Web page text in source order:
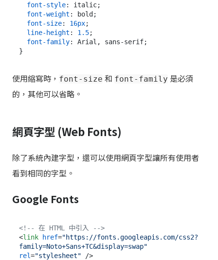
font-style: italic;
font-weight : bold;
font-size: 16px;
line-height : 1.5;
font-family: Arial, sans-serif;
使用縮寫時， font-size 和 font-family 是必須
的，其他可以省略。
網頁字型 (Web Fonts)
除了系統內建字型，還可以使用網頁字型讓所有使用者
看到相同的字型。
Google Fonts
<!-- 在 HTML 中引入 -->
<link href="https://fonts.googleapis.com/css2?
family=Noto+Sans+TC&display=swap"
rel="stylesheet" />